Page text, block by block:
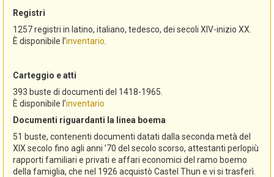
Registri
1257 registri in latino, italiano, tedesco, dei secoli XIV-inizio XX.
È disponibile l’inventario
Carteggio e atti
393 buste di documenti del 1418-1965.
È disponibile l’inventario
Documenti riguardanti la linea boema
51 buste, contenenti documenti datati dalla seconda metà del
XIX secolo fino agli anni ’70 del secolo scorso, attestanti perlopiù
rapporti familiari e privati e affari economici del ramo boemo
della famiglia, che nel 1926 acquistò Castel Thun e vi si trasferì.